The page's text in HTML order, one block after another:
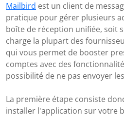
Mailbird est un client de
pratique pour gérer plusieurs
boîte de réception unifiée, soit
charge la plupart des
qui vous permet de booster
comptes avec des
possibilité de ne pas envoyer
La première étape consiste
installer l'application sur votre